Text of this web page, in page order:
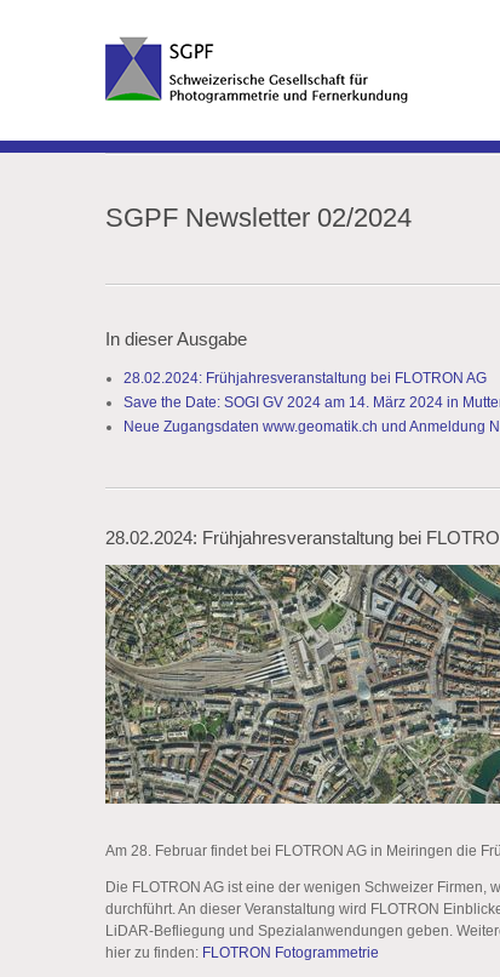
SGPF Newsletter 02/2024
In dieser Ausgabe
28.02.2024: Frühjahresveranstaltung bei FLOTRON AG
Save the Date: SOGI GV 2024 am 14. März 2024 in
Neue Zugangsdaten www.geomatik.ch und Anmeldung
28.02.2024: Frühjahresveranstaltung bei
Am 28. Februar findet bei FLOTRON AG in Meiringen die
Die FLOTRON AG ist eine der wenigen Schweizer Firmen,
durchführt. An dieser Veranstaltung wird FLOTRON
LiDAR-Befliegung und Spezialanwendungen geben.
hier zu finden: FLOTRON Fotogrammetrie